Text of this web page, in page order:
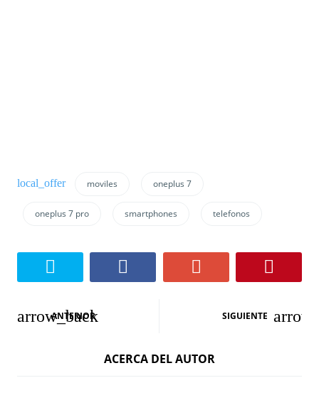
moviles oneplus 7
oneplus 7 pro smartphones telefonos
N
ANTERIOR SIGUIENTE
ACERCA DEL AUTOR